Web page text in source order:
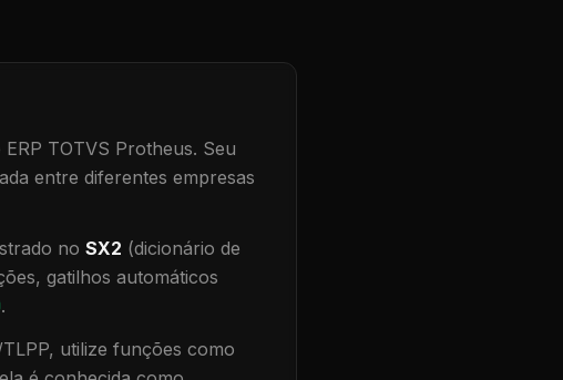
TOTVS Protheus. Seu
entre diferentes empresas
no SX2 (dicionário de
gatilhos automáticos
.
utilize funções como